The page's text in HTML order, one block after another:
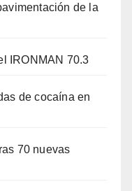
de la
IRONMAN 70.3
de cocaína en
70 nuevas